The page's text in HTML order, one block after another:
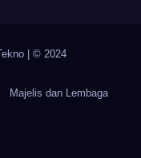
© 2024
Majelis dan Lembaga